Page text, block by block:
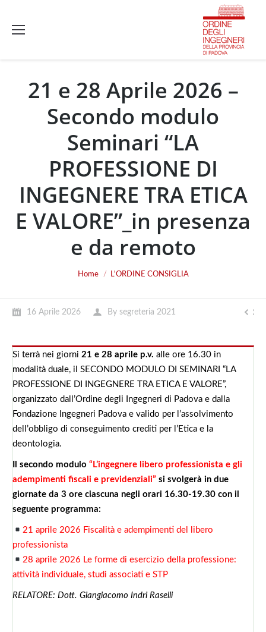
21 e 28 Aprile 2026 –
Secondo modulo
Seminari “LA
PROFESSIONE DI
INGEGNERE TRA ETICA
E VALORE”_in presenza
e da remoto
Home L'ORDINE CONSIGLIA
16 Aprile 2026 By segreteria 2021
Si terrà nei giorni 21 e 28 aprile p.v. alle ore 16.30 in
modalità duale, il SECONDO MODULO DI SEMINARI “LA
PROFESSIONE DI INGEGNERE TRA ETICA E VALORE”,
organizzato dall’Ordine degli Ingegneri di Padova e dalla
Fondazione Ingegneri Padova e valido per l’assolvimento
dell’obbligo di conseguimento crediti per l’Etica e la
deontologia.
Il secondo modulo “L’ingegnere libero professionista e gli
adempimenti fiscali e previdenziali” si svolgerà in due
giornate da 3 ore ciascuna negli orari 16.30-19.30 con il
seguente programma:
21 aprile 2026 Fiscalità e adempimenti del libero
professionista
28 aprile 2026 Le forme di esercizio della professione:
attività individuale, studi associati e STP
RELATORE: Dott. Giangiacomo Indri Raselli